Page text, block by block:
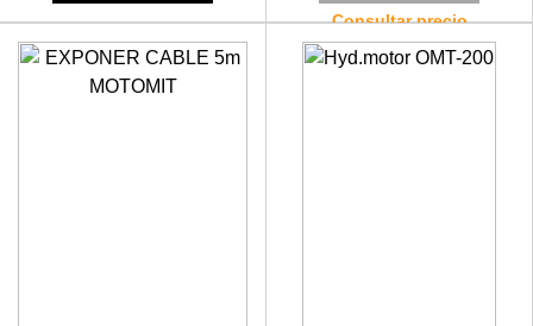
Consultar precio